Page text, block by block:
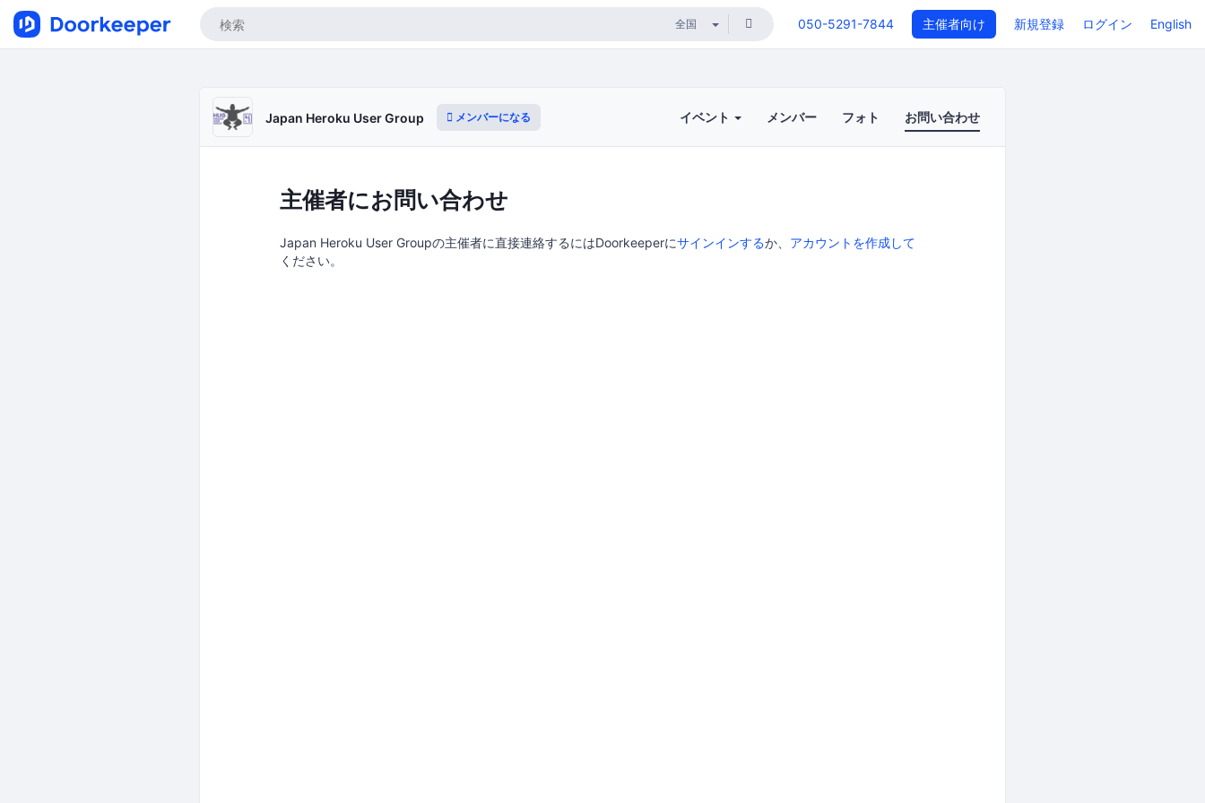
050-5291-7844 主催者向け 新規登録 ログイン English
Japan Heroku User Group メンバーになる イベント メンバー フォト お問い合わせ
主催者にお問い合わせ
Japan Heroku User Groupの主催者に直接連絡するにはDoorkeeperにサインインするか、 アカウントを作成して
ください。